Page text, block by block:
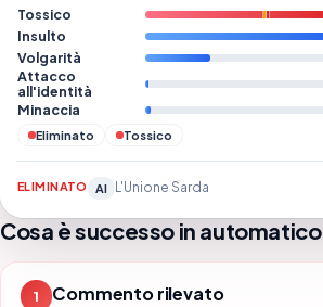
Tossico
Insulto
Volgarità
Attacco
all'identità
Minaccia
Eliminato Tossico
ELIMINATO AI L'Unione Sarda
Cosa è successo in automatico
1 Commento rilevato